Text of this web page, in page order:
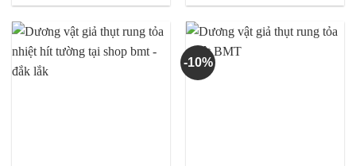
là:
tại
1.480.000 VND.
là:
tại
980.000 VND.
-10%